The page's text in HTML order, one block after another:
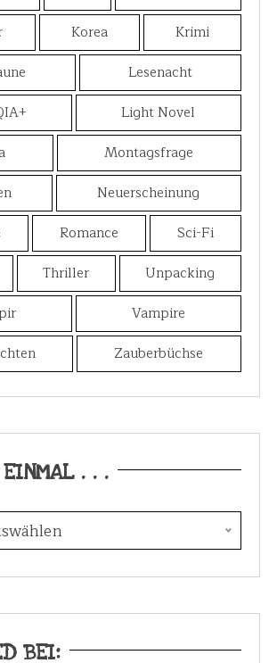
Korea
Krimi
Lesenacht
Light Novel
Montagsfrage
Neuerscheinung
Romance
Sci-Fi
Thriller
Unpacking
Vampire
Zauberbüchse
EINMAL . . .
BEI: